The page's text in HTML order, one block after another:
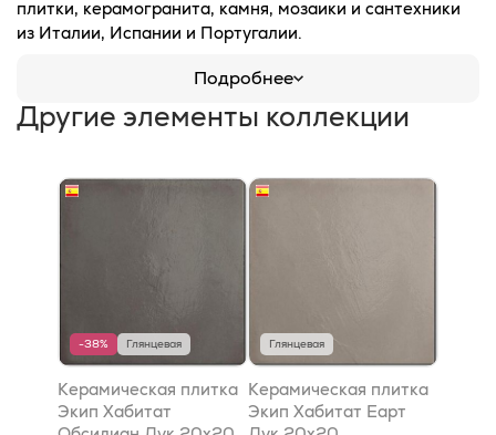
плитки, керамогранита, камня, мозаики и сантехники
из Италии, Испании и Португалии.
Подробнее
Другие элементы коллекции
-38% Глянцевая
Керамическая плитка
Экип Хабитат
Глянцевая
Керамическая плитка
Экип Хабитат Еарт